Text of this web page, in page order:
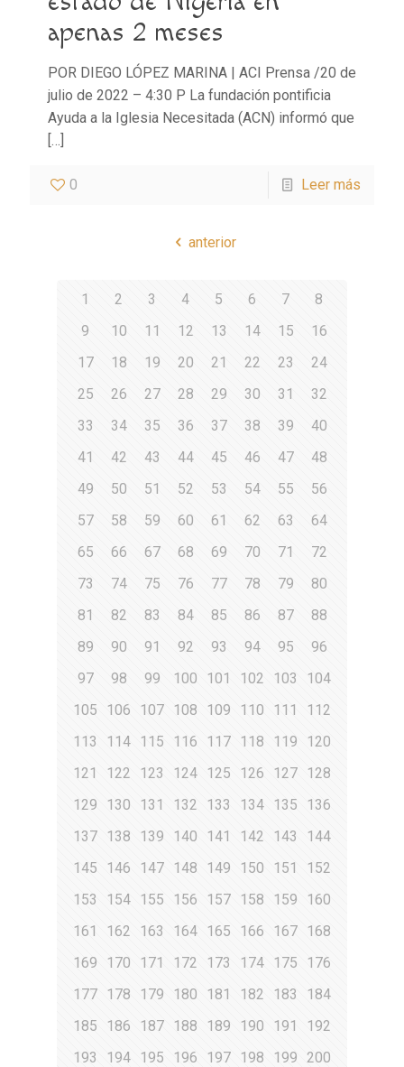
apenas 2 meses
POR DIEGO LÓPEZ MARINA | ACI Prensa /20 de
julio de 2022 – 4:30 P La fundación pontificia
Ayuda a la Iglesia Necesitada (ACN) informó que
[…]
0 Leer más
anterior
1 2 3 4 5 6 7
8
9
10 11 12 13 14 15
16
17
18 19 20 21 22 23
24
25
26 27 28 29 30 31
32
33
34 35 36 37 38 39
40
41
42 43 44 45 46 47
48
49
50 51 52 53 54 55
56
57
58 59 60 61 62 63
64
65
66 67 68 69 70 71
72
73
74 75 76 77 78 79
80
81
82 83 84 85 86 87
88
89
90 91 92 93 94 95
96
97
98 99 100 101 102 103
104
105
106 107 108 109 110 111
112
113
114 115 116 117 118 119
120
121
122 123 124 125 126 127 128
129
130 131 132 133 134 135
136
137 138 139 140 141 142 143
144
145
146 147 148 149 150 151
152
153
154 155 156 157 158 159
160
161
162 163 164 165 166 167 168
169
170 171 172 173 174 175
176
177 178 179 180 181 182 183
184
185
186 187 188 189 190 191
192
193
194 195 196 197 198 199
200